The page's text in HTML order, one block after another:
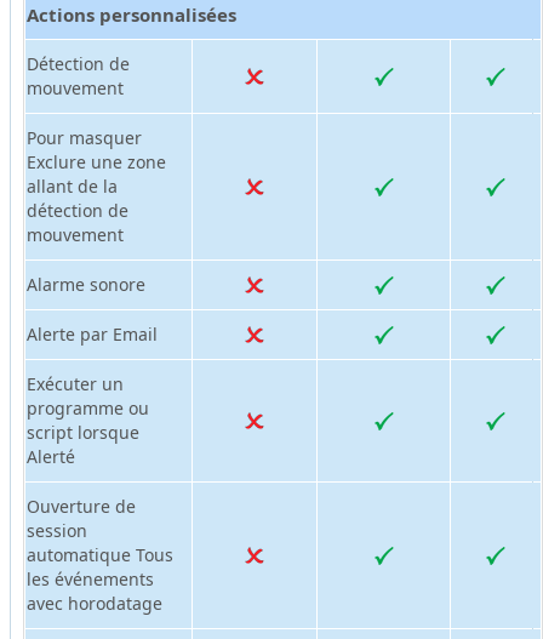
Actions personnalisées
Détection de
mouvement
Pour masquer
Exclure une zone
allant de la
détection de
mouvement
Alarme sonore
Alerte par Email
Exécuter un
programme ou
script lorsque
Alerté
Ouverture de
session
automatique Tous
les événements
avec horodatage